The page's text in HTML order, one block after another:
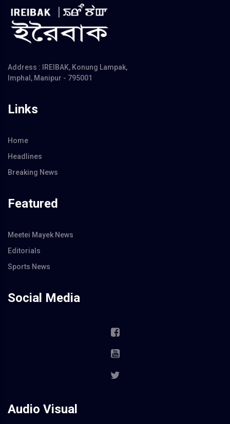
Address : IREIBAK, Konung Lampak,
Imphal, Manipur - 795001
Links
Home
Headlines
Breaking News
Featured
Meetei Mayek News
Editorials
Sports News
Social Media
Audio Visual